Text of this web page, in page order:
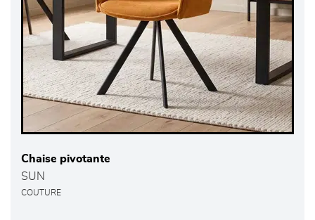
Chaise pivotante
SUN
COUTURE